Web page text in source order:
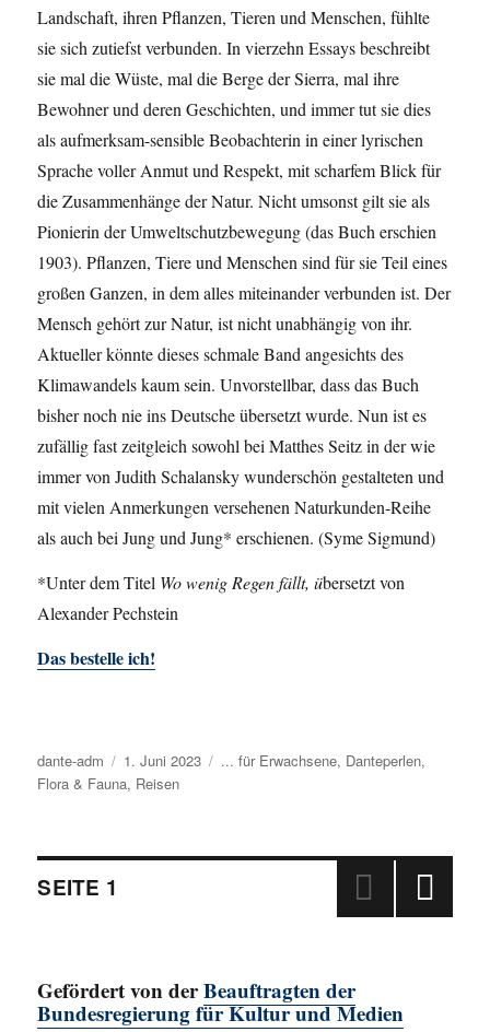
Landschaft, ihren Pflanzen, Tieren und Menschen, fühlte
sie sich zutiefst verbunden. In vierzehn Essays beschreibt
sie mal die Wüste, mal die Berge der Sierra, mal ihre
Bewohner und deren Geschichten, und immer tut sie dies
als aufmerksam-sensible Beobachterin in einer lyrischen
Sprache voller Anmut und Respekt, mit scharfem Blick für
die Zusammenhänge der Natur. Nicht umsonst gilt sie als
Pionierin der Umweltschutzbewegung (das Buch erschien
1903). Pflanzen, Tiere und Menschen sind für sie Teil eines
großen Ganzen, in dem alles miteinander verbunden ist. Der
Mensch gehört zur Natur, ist nicht unabhängig von ihr.
Aktueller könnte dieses schmale Band angesichts des
Klimawandels kaum sein. Unvorstellbar, dass das Buch
bisher noch nie ins Deutsche übersetzt wurde. Nun ist es
zufällig fast zeitgleich sowohl bei Matthes Seitz in der wie
immer von Judith Schalansky wunderschön gestalteten und
mit vielen Anmerkungen versehenen Naturkunden-Reihe
als auch bei Jung und Jung* erschienen. (Syme Sigmund)
*Unter dem Titel Wo wenig Regen fällt, übersetzt von
Alexander Pechstein
Das bestelle ich!
Autor
dante-adm
Veröffentlicht
am
1. Juni 2023 Kategorien
... für Erwachsene, Danteperlen,
Flora & Fauna, Reisen
Beitragsnavigation
SEITE 1
Gefördert von derBeauftragten der
Bundesregierung für Kultur und Medien